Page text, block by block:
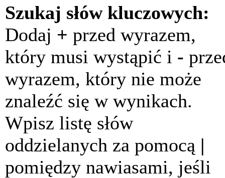
Szukaj słów kluczowych:
Dodaj + przed wyrazem,
który musi wystąpić i -
wyrazem, który nie może
znaleźć się w wynikach.
Wpisz listę słów
oddzielanych za pomocą |
pomiędzy nawiasami, jeśli